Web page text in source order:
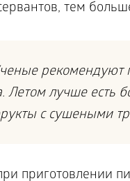
тем
рекомендуют
Летом лучше есть
с сушеными
приготовлении